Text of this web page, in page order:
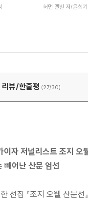
허먼 멜빌 저/윤희
리뷰/한줄평 (27/30)
자 저널리스트 조지 오
빼어난 산문 엄선
선집 『조지 오웰 산문